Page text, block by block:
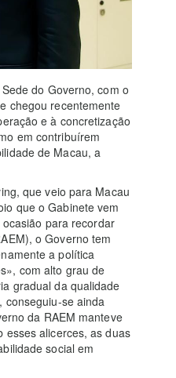
do Governo, com o
chegou recentemente
e à concretização
em contribuírem
de Macau, a
que veio para Macau
que o Gabinete vem
para recordar
o Governo tem
a política
com alto grau de
gradual da qualidade
conseguiu-se ainda
da RAEM manteve
esses alicerces, as duas
social em